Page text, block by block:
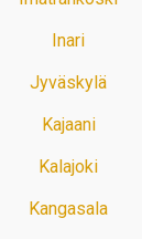
Inari
Jyväskylä
Kajaani
Kalajoki
Kangasala